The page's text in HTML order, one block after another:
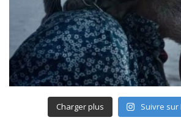
Charger plus Suivre sur